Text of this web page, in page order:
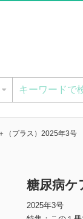
（プラス）2025年3号
糖尿病ケ
2025年3号